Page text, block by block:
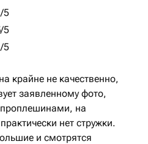
/5
/5
/5
крайне не качественно,
заявленному фото,
на
нет стружки.
и смотрятся